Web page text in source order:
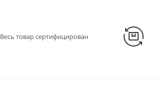
Весь товар сертифицирован